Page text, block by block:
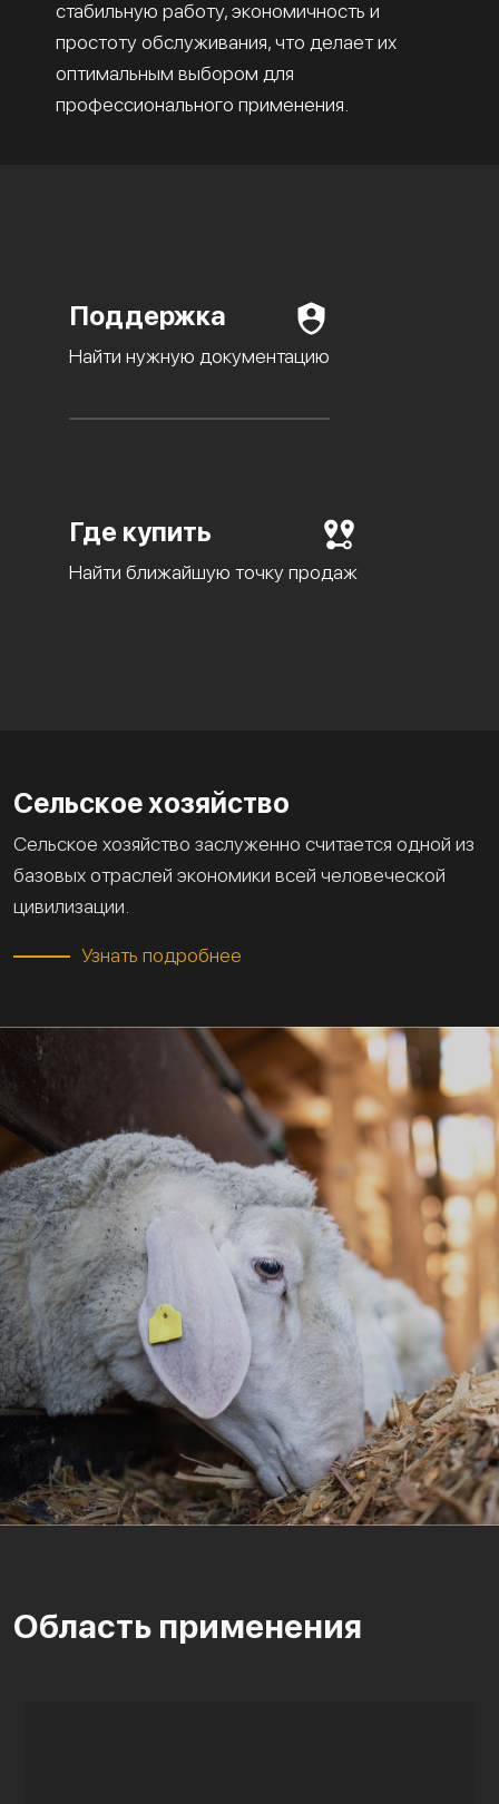
стабильную работу, экономичность и
простоту обслуживания, что делает их
оптимальным выбором для
профессионального применения.
Поддержка
Найти нужную документацию
Где купить
Найти ближайшую точку продаж
Сельское хозяйство
Сельское хозяйство заслуженно считается одной из
базовых отраслей экономики всей человеческой
цивилизации.
Узнать подробнее
Область применения